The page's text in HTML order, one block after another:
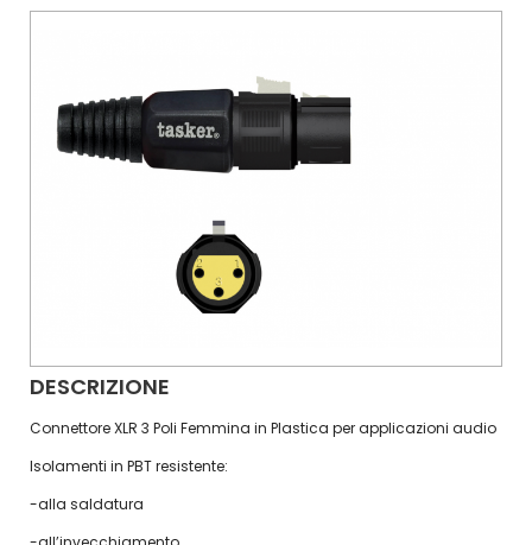
DESCRIZIONE
Connettore XLR 3 Poli Femmina in Plastica per applicazioni audio
Isolamenti in PBT resistente:
-alla saldatura